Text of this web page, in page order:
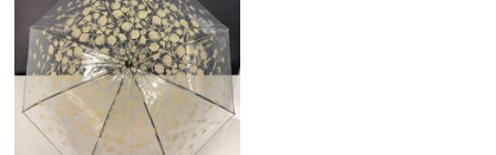
ブランド
DAKS
ダックス
順
人気順
売上点数順